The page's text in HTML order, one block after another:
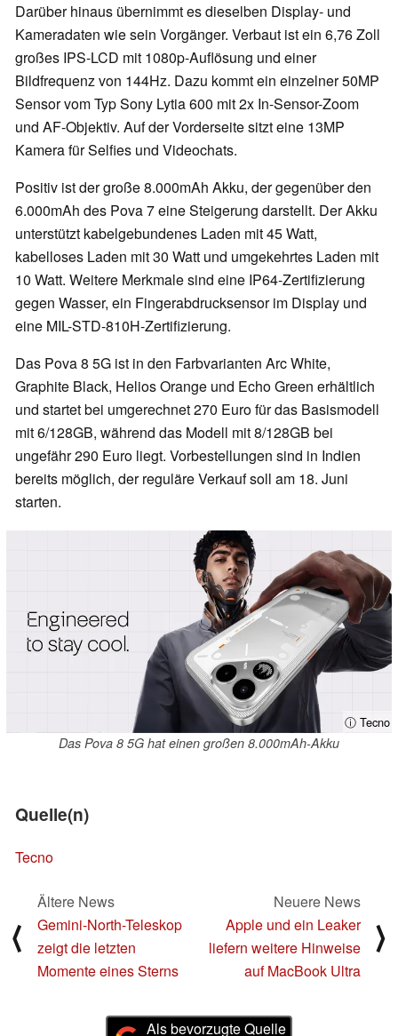
Darüber hinaus übernimmt es dieselben Display- und
Kameradaten wie sein Vorgänger. Verbaut ist ein 6,76 Zoll
großes IPS-LCD mit 1080p-Auflösung und einer
Bildfrequenz von 144Hz. Dazu kommt ein einzelner 50MP
Sensor vom Typ Sony Lytia 600 mit 2x In-Sensor-Zoom
und AF-Objektiv. Auf der Vorderseite sitzt eine 13MP
Kamera für Selfies und Videochats.
Positiv ist der große 8.000mAh Akku, der gegenüber den
6.000mAh des Pova 7 eine Steigerung darstellt. Der Akku
unterstützt kabelgebundenes Laden mit 45 Watt,
kabelloses Laden mit 30 Watt und umgekehrtes Laden mit
10 Watt. Weitere Merkmale sind eine IP64-Zertifizierung
gegen Wasser, ein Fingerabdrucksensor im Display und
eine MIL-STD-810H-Zertifizierung.
Das Pova 8 5G ist in den Farbvarianten Arc White,
Graphite Black, Helios Orange und Echo Green erhältlich
und startet bei umgerechnet 270 Euro für das Basismodell
mit 6/128GB, während das Modell mit 8/128GB bei
ungefähr 290 Euro liegt. Vorbestellungen sind in Indien
bereits möglich, der reguläre Verkauf soll am 18. Juni
starten.
ⓘ Tecno
Das Pova 8 5G hat einen großen 8.000mAh-Akku
Quelle(n)
Tecno
⟨
Ältere News
Gemini-North-Teleskop
zeigt die letzten
Momente eines Sterns
Neuere News
Apple und ein Leaker
liefern weitere Hinweise
auf MacBook Ultra
⟩
Als bevorzugte Quelle